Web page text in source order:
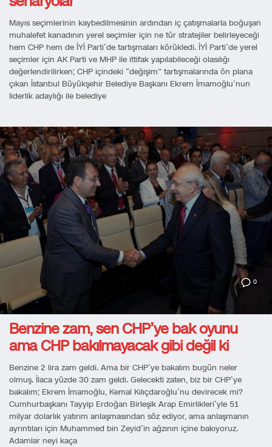
Mayıs seçimlerinin kaybedilmesinin ardından iç çatışmalarla boğuşan
muhalefet kanadının yerel seçimler için ne tür stratejiler belirleyeceği
hem CHP hem de İYİ Parti’de tartışmaları körükledi. İYİ Parti’de yerel
seçimler için AK Parti ve MHP ile ittifak yapılabileceği olasılığı
değerlendirilirken; CHP içindeki “değişim” tartışmalarında ön plana
çıkan İstanbul Büyükşehir Belediye Başkanı Ekrem İmamoğlu’nun
liderlik adaylığı ile belediye
0
Benzine zam, sen CHP’ye bak oyunu
ama CHP bakılmayacak gibi değil ki
Benzine 2 lira zam geldi. Ama bir CHP’ye bakalım bugün neler
olmuş. İlaca yüzde 30 zam geldi. Gelecekti zaten, biz bir CHP’ye
bakalım; Ekrem İmamoğlu, Kemal Kılıçdaroğlu’nu devirecek mi?
Cumhurbaşkanı Tayyip Erdoğan Birleşik Arap Emirlikleri’yle 51
milyar dolarlık yatırım anlaşmasından söz ediyor, ama anlaşmanın
ayrıntıları için Muhammed bin Zeyid’in ağzının içine bakıyoruz.
Adamlar neyi kaça